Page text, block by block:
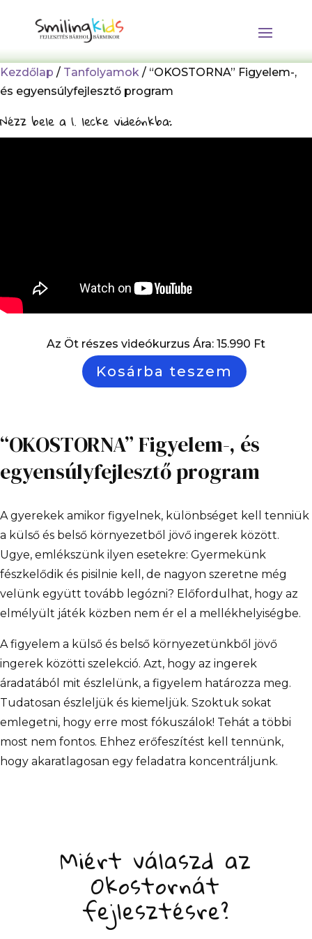
Kezdőlap / Tanfolyamok / “OKOSTORNA” Figyelem-,
és egyensúlyfejlesztő program
Nézz bele a 1. lecke videónkba:
Az Öt részes videókurzus Ára: 15.990 Ft
“OKOSTORNA”
egyensúlyfejlesztő
program
mennyiség
Kosárba teszem
“OKOSTORNA” Figyelem-, és
egyensúlyfejlesztő program
A gyerekek amikor figyelnek, különbséget kell tenniük
a külső és belső környezetből jövő ingerek között.
Ugye, emlékszünk ilyen esetekre: Gyermekünk
fészkelődik és pisilnie kell, de nagyon szeretne még
velünk együtt tovább legózni? Előfordulhat, hogy az
elmélyült játék közben nem ér el a mellékhelyiségbe.
A figyelem a külső és belső környezetünkből jövő
ingerek közötti szelekció. Azt, hogy az ingerek
áradatából mit észlelünk, a figyelem határozza meg.
Tudatosan észleljük és kiemeljük. Szoktuk sokat
emlegetni, hogy erre most fókuszálok! Tehát a többi
most nem fontos. Ehhez erőfeszítést kell tennünk,
hogy akaratlagosan egy feladatra koncentráljunk.
Miért válaszd az
Okostornát
fejlesztésre?